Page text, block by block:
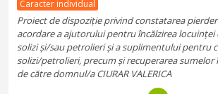
Caracter individual
Proiect de dispoziție privind constatarea
acordare a ajutorului pentru încălzirea
solizi și/sau petrolieri și a suplimentului pentru
solizi/petrolieri, precum și recuperarea sumelor
de către domnul/a CIURAR VALERICA